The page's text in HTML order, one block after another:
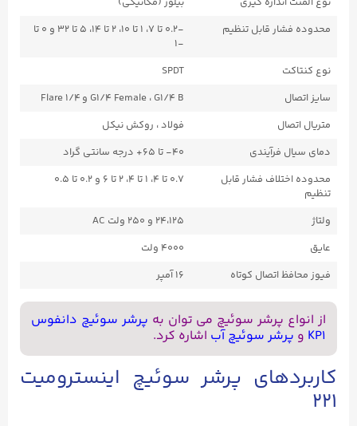
محدوده فشار قابل تنظیم
-۰.۲ تا ۷، ۱ تا ۱۰، ۲ تا ۱۴، ۵ تا ۳۲ و ۰ تا
-۱
نوع کنتاکت
SPDT
سایز اتصال
G1/۴ Female ، G1/۴ B و ۱/۴ Flare
متریال اتصال
فولاد ، روکش نیکل
دمای سیال فرآیندی
۴۰- تا ۶۵+ درجه سانتی گراد
محدوده اختلاف فشار قابل
تنظیم
۰.۷ تا ۴، ۱ تا ۴، ۲ تا ۶ و ۰.۲ تا ۰.۵
ولتاژ
۲۴،۱۲۵ و ۲۵۰ ولت AC
عایق
۴۰۰۰ ولت
فیوز محافظ اتصال کوتاه
۱۶ آمپر
از انواع پرشر سوئیچ می توان به پرشر سوئیچ دانفوس
KP1 و پرشر سوئیچ آب اشاره کرد.
کاربردهای پرشر سوئیچ اینسترومیت
۲۲۱